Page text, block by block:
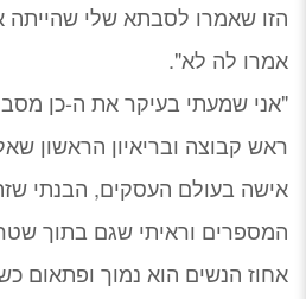
הזו שאמרו לסבתא שלי
אמרו לה לא".
"אני שמעתי בעיקר את ה-כן
ראש קבוצה ובריאיון הראשון
אישה בעולם העסקים, הבנתי
המספרים וראיתי שגם בתוך
אחוז הנשים הוא נמוך ופתאום